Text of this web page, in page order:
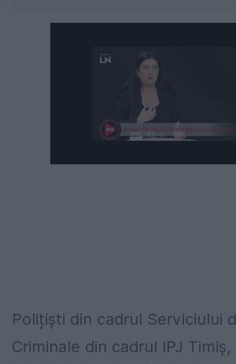
Polițiști din cadrul Serviciului
Criminale din cadrul IPJ